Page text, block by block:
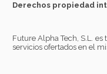
Derechos propiedad
Future Alpha Tech, S.L.
servicios ofertados en el